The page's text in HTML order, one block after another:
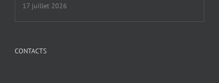
17 juillet 2026
CONTACTS